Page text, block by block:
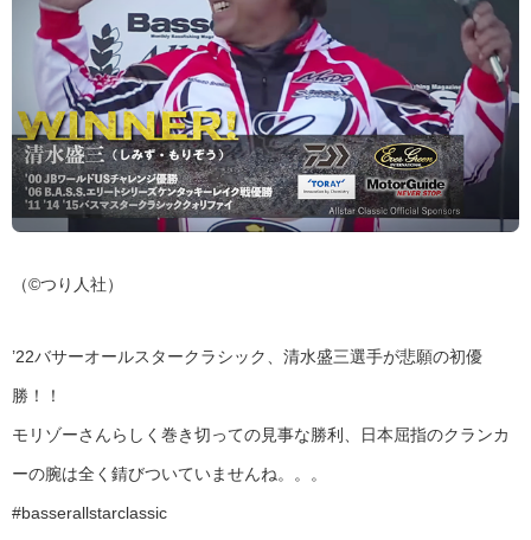
（©つり人社）
’22バサーオールスタークラシック、清水盛三選手が悲願の初優
勝！！
モリゾーさんらしく巻き切っての見事な勝利、日本屈指のクランカ
ーの腕は全く錆びついていませんね。。。
#basserallstarclassic